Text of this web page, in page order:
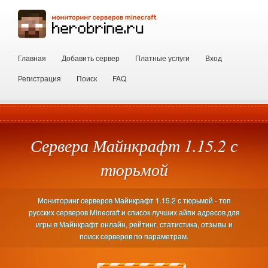
Главная Добавить сервер Платные услуги
Вход
Регистрация
Поиск FAQ
Сервера Майнкрафт 1.15.2 с
тюрьмой
Мониторинг серверов Майнкрафт 1.15.2 с тюрьмой - топ
русских серверов Minecraft и список лучших айпи адресов для
игры в Майнкрафт онлайн, рейтинг, статистика, отзывы и
поиск серверов по параметрам.